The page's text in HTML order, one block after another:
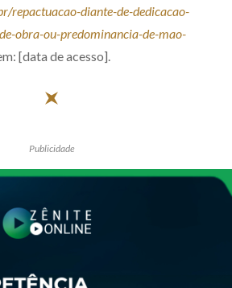
repactuacao-diante-de-dedicacao-
obra-ou-predominancia-de-mao-
[data de acesso].
Publicidade